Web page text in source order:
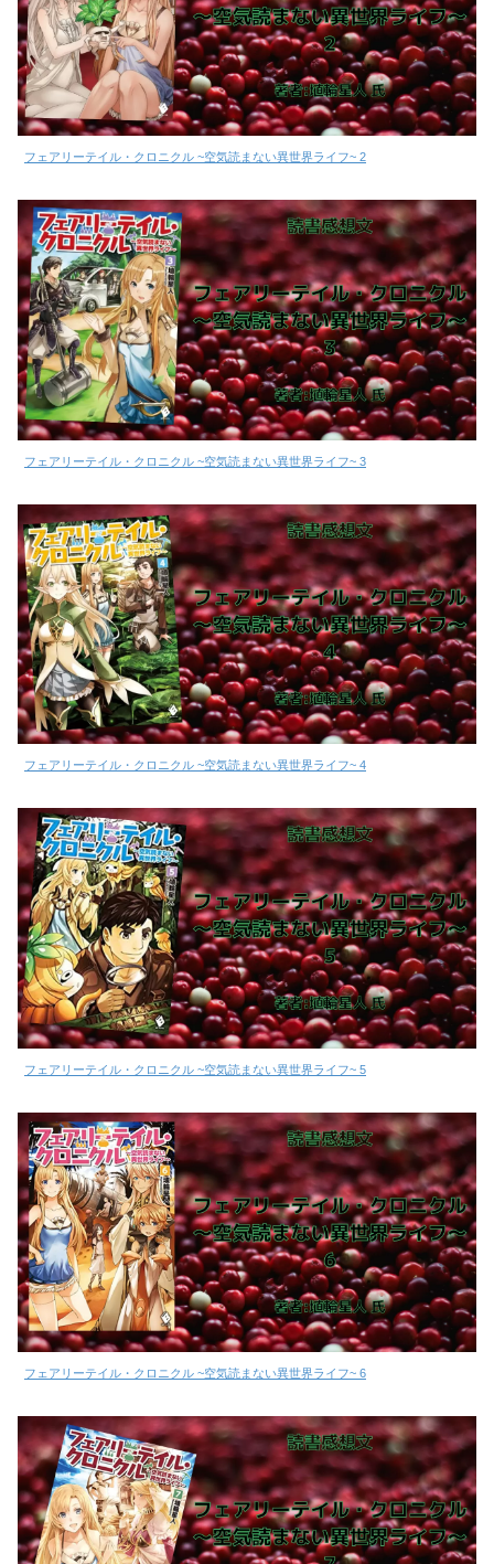
フェアリーテイル・クロニクル ~空気読まない異世界ライフ~ 2
フェアリーテイル・クロニクル ~空気読まない異世界ライフ~ 3
フェアリーテイル・クロニクル ~空気読まない異世界ライフ~ 4
フェアリーテイル・クロニクル ~空気読まない異世界ライフ~ 5
フェアリーテイル・クロニクル ~空気読まない異世界ライフ~ 6